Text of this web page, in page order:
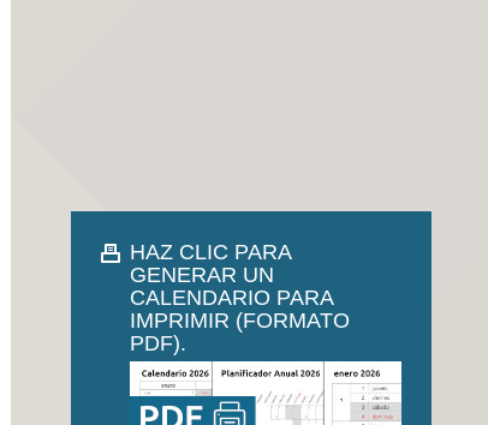
HAZ CLIC PARA
GENERAR UN
CALENDARIO PARA
IMPRIMIR (FORMATO
PDF).